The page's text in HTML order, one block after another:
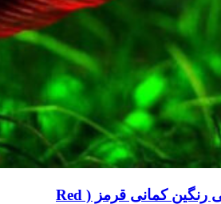
همه چیز در مورد ماهی رنگین کمانی قرمز ( Red